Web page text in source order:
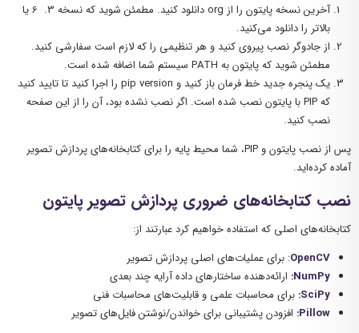
آخرین نسخه پایتون را از org دانلود کنید. مطمئن شوید که نسخه 3. 6 یا
بالاتر را دانلود می‌کنید.
از جادوگر نصب پیروی کنید و هر تنظیمی را که لازم است سفارشی کنید.
مطمئن شوید که پایتون به PATH سیستم شما اضافه شده است.
یک پنجره جدید خط فرمان باز کنید و pip version را اجرا کنید تا تایید کنید
که PIP با پایتون نصب شده است. اگر نصب نشده بود، آن را از این صفحه
نصب کنید.
پس از نصب پایتون و PIP، شما محیط پایه را برای کتابخانه‌های پردازش تصویر
آماده کرده‌اید.
نصب کتابخانه‌های ضروری پردازش تصویر پایتون
کتابخانه‌های اصلی که استفاده خواهیم کرد عبارتند از:
OpenCV: برای عملیات‌های اصلی پردازش تصویر
NumPy
: ارائه‌دهنده ساختارهای داده آرایه چند بعدی
SciPy
: برای محاسبات علمی و قابلیت‌های محاسبات فنی
Pillow
: افزودن پشتیبانی برای خواندن/نوشتن فایل‌های تصویر